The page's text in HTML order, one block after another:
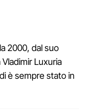
2000, dal suo
Luxuria
è sempre stato in